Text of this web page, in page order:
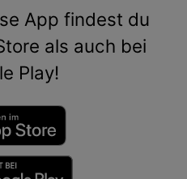
App findest du
als auch bei
Play!